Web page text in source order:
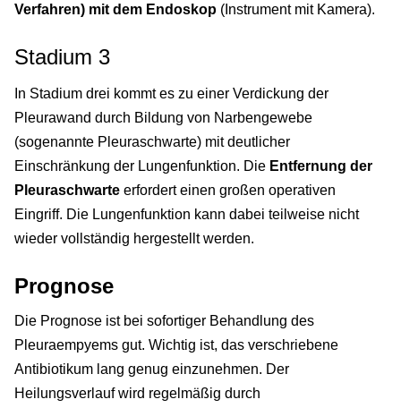
Verfahren) mit dem Endoskop (Instrument mit Kamera).
Stadium 3
In Stadium drei kommt es zu einer Verdickung der
Pleurawand durch Bildung von Narbengewebe
(sogenannte Pleuraschwarte) mit deutlicher
Einschränkung der Lungenfunktion. Die Entfernung der
Pleuraschwarte erfordert einen großen operativen
Eingriff. Die Lungenfunktion kann dabei teilweise nicht
wieder vollständig hergestellt werden.
Prognose
Die Prognose ist bei sofortiger Behandlung des
Pleuraempyems gut. Wichtig ist, das verschriebene
Antibiotikum lang genug einzunehmen. Der
Heilungsverlauf wird regelmäßig durch